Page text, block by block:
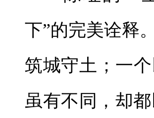
下”的完美诠释
筑城守土；一
虽有不同，却